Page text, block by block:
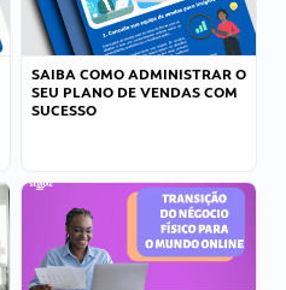
SAIBA COMO ADMINISTRAR O
SEU PLANO DE VENDAS COM
SUCESSO